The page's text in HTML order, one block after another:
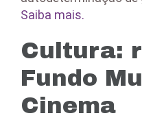
Saiba mais.
Cultura:
Fundo
Cinema